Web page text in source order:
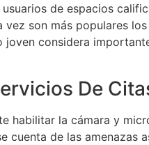
de espacios
son más populares
considera
De
habilitar la cámara y
de las amenazas